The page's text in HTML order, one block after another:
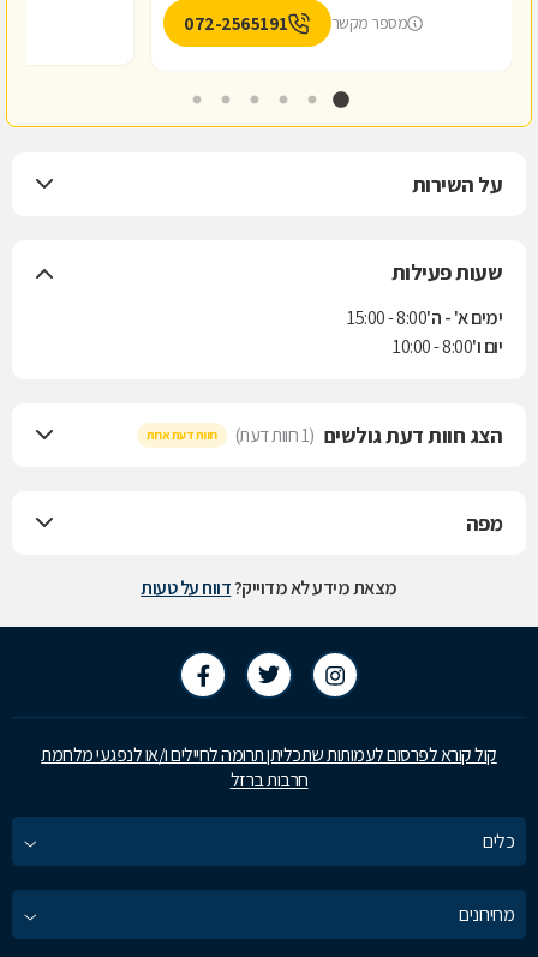
מספר מקשר
072-2565191
על השירות
שעות פעילות
ימים א' - ה'8:00 - 15:00
יום ו'8:00 - 10:00
הצג חוות דעת גולשים (1 חוות דעת) חוות דעת אחת
מפה
מצאת מידע לא מדוייק?דווח על טעות
קול קורא לפרסום לעמותות שתכליתן תרומה לחיילים ו/או לנפגעי מלחמת
חרבות ברזל
כלים
מחירונים